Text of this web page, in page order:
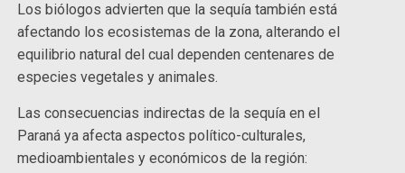
Los biólogos advierten que la sequía también está
afectando los ecosistemas de la zona, alterando el
equilibrio natural del cual dependen centenares de
especies vegetales y animales.
Las consecuencias indirectas de la sequía en el
Paraná ya afecta aspectos político-culturales,
medioambientales y económicos de la región: